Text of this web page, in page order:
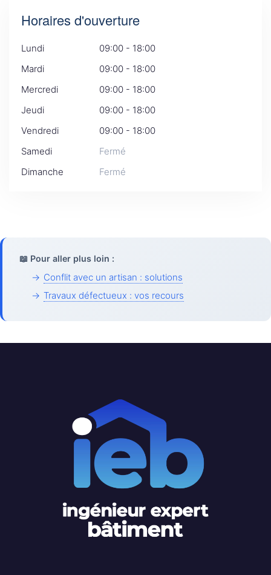
Horaires d'ouverture
Lundi
09:00 - 18:00
Mardi
09:00 - 18:00
Mercredi
09:00 - 18:00
Jeudi
09:00 - 18:00
Vendredi
09:00 - 18:00
Samedi
Fermé
Dimanche
Fermé
📖 Pour aller plus loin :
→ Conflit avec un artisan : solutions
→ Travaux défectueux : vos recours